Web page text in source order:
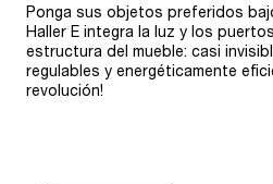
Ponga sus objetos preferidos
Haller E integra la luz y los
estructura del mueble: casi
regulables y energéticamente
revolución!